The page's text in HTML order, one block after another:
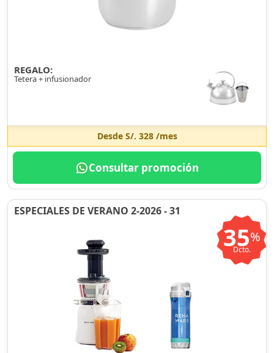
REGALO:
Tetera + infusionador
Desde S/. 328/mes
Consultar promoción
ESPECIALES DE VERANO 2-2026 - 31
35%
Dcto.